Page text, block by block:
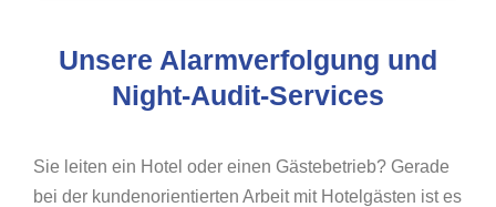
Unsere Alarmverfolgung und
Night-Audit-Services
Sie leiten ein Hotel oder einen Gästebetrieb? Gerade
bei der kundenorientierten Arbeit mit Hotelgästen ist es